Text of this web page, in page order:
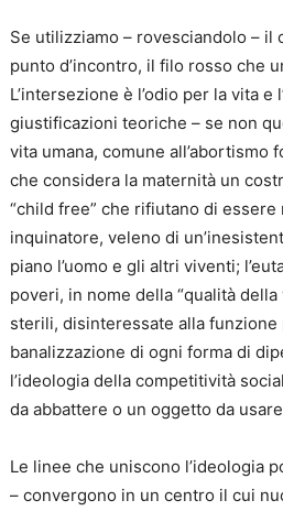
Se utilizziamo – rovesciandolo – il
punto d’incontro, il filo rosso che
L’intersezione è l’odio per la vita
giustificazioni teoriche – se non
vita umana, comune
che considera la maternità un
“child free” che rifiutano di
inquinatore, veleno di
piano l’uomo e gli altri viventi;
poveri, in nome della “qualità
sterili, disinteressate alla
banalizzazione di ogni forma di
l’ideologia della competitività
da abbattere o un oggetto da
Le linee che uniscono l’ideologia
– convergono in un centro il cui